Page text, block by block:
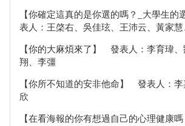
【你確定這真的是你選的嗎？_大學生
表人：王棨右、吳佳玹、王沛云、黃家慧
【你的大麻煩來了】 發表人：李育瑋、
翔、李彊
【你所不知道的安非他命】 發表人：
欣
【在看海報的你有想過自己的心理健康